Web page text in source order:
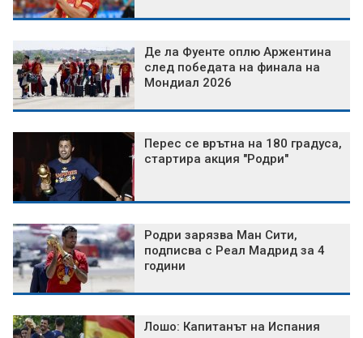
Де ла Фуенте оплю Аржентина
след победата на финала на
Мондиал 2026
Перес се врътна на 180 градуса,
стартира акция "Родри"
Родри зарязва Ман Сити,
подписва с Реал Мадрид за 4
години
Лошо: Капитанът на Испания